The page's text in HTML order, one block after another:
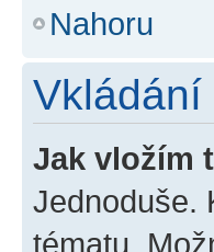
Nahoru
Vkládání
Jak vložím
Jednoduše.
tématu.